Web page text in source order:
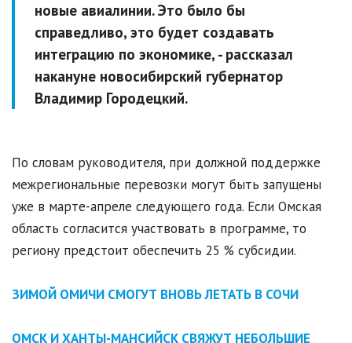
новые авиалинии. Это было бы
справедливо, это будет создавать
интеграцию по экономике, - рассказал
накануне новосибирский губернатор
Владимир Городецкий.
По словам руководителя, при должной поддержке
межрегиональные перевозки могут быть запущены
уже в марте-апреле следующего года. Если Омская
область согласится участвовать в программе, то
региону предстоит обеспечить 25 % субсидии.
ЗИМОЙ ОМИЧИ СМОГУТ ВНОВЬ ЛЕТАТЬ В СОЧИ
ОМСК И ХАНТЫ-МАНСИЙСК СВЯЖУТ НЕБОЛЬШИЕ